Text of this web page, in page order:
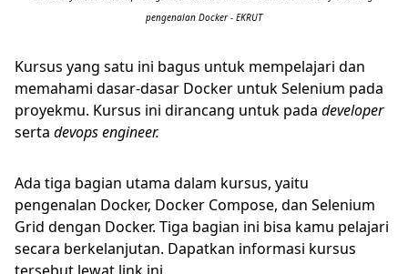
pengenalan Docker - EKRUT
Kursus yang satu ini bagus untuk mempelajari dan
memahami dasar-dasar Docker untuk Selenium pada
proyekmu. Kursus ini dirancang untuk pada developer
serta devops engineer.
Ada tiga bagian utama dalam kursus, yaitu
pengenalan Docker, Docker Compose, dan Selenium
Grid dengan Docker. Tiga bagian ini bisa kamu pelajari
secara berkelanjutan. Dapatkan informasi kursus